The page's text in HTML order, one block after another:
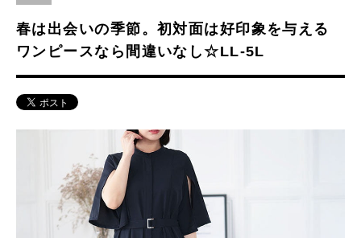
春は出会いの季節。初対面は好印象を与える
ワンピースなら間違いなし☆LL-5L